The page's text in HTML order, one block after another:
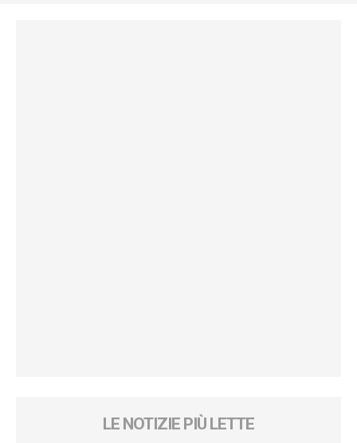
LE NOTIZIE PIÙ LETTE